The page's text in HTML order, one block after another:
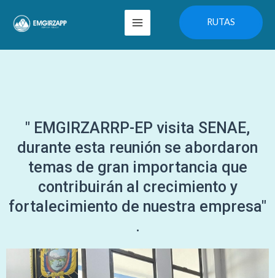
Main
Menu
RUTAS
" EMGIRZARRP-EP visita SENAE,
durante esta reunión se abordaron
temas de gran importancia que
contribuirán al crecimiento y
fortalecimiento de nuestra empresa"
.